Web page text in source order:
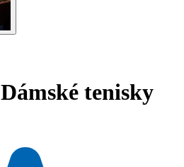
Dámské tenisky